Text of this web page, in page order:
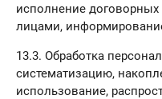
исполнение договорных
лицами,
13.3. Обработка
систематизацию,
использование,